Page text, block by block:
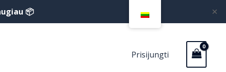
📦 ✕
Prisijungti